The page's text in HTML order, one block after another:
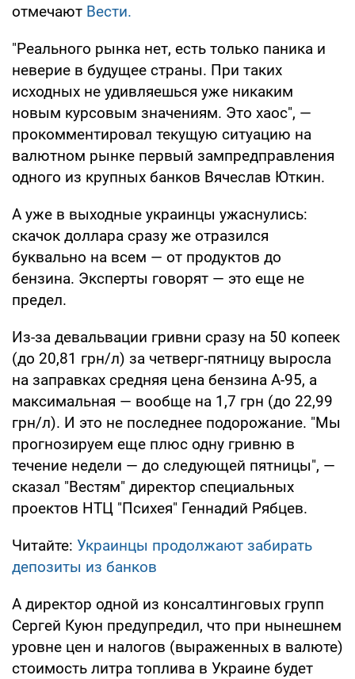
отмечают Вести.
"Реального рынка нет, есть только паника и
неверие в будущее страны. При таких
исходных не удивляешься уже никаким
новым курсовым значениям. Это хаос", —
прокомментировал текущую ситуацию на
валютном рынке первый зампредправления
одного из крупных банков Вячеслав Юткин.
А уже в выходные украинцы ужаснулись:
скачок доллара сразу же отразился
буквально на всем — от продуктов до
бензина. Эксперты говорят — это еще не
предел.
Из-за девальвации гривни сразу на 50 копеек
(до 20,81 грн/л) за четверг-пятницу выросла
на заправках средняя цена бензина А-95, а
максимальная — вообще на 1,7 грн (до 22,99
грн/л). И это не последнее подорожание. "Мы
прогнозируем еще плюс одну гривню в
течение недели — до следующей пятницы", —
сказал "Вестям" директор специальных
проектов НТЦ "Психея" Геннадий Рябцев.
Читайте: Украинцы продолжают забирать
депозиты из банков
А директор одной из консалтинговых групп
Сергей Куюн предупредил, что при нынешнем
уровне цен и налогов (выраженных в валюте)
стоимость литра топлива в Украине будет